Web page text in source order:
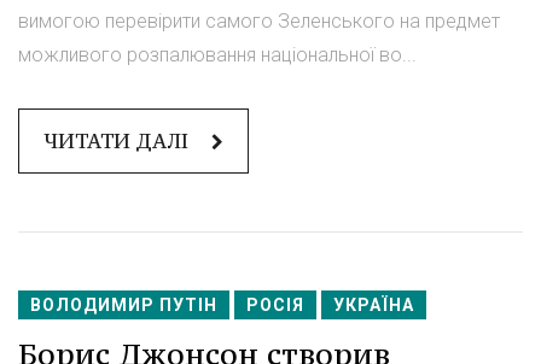
вимогою перевірити самого Зеленського на предмет
можливого розпалювання національної во...
ЧИТАТИ ДАЛІ
ВОЛОДИМИР ПУТІН РОСІЯ УКРАЇНА
Борис Джонсон створив